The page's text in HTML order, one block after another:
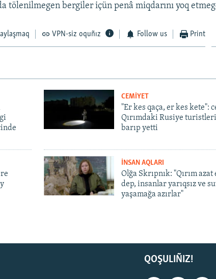
tölenilmegen bergiler içün penâ miqdarını yoq
VPN-siz oquñız Follow us Print
CEMİYET
"Er kes qaça, er kes kete":
Qırımdaki Rusiye
barıp yetti
İNSAN AQLARI
Olğa Skrıpnık: "Qırım
dep, insanlar yarıqsız ve
yaşamağa azırlar"
QOŞULIÑIZ!